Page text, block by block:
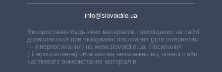
info@slovoidilo.ua
Використання будь-яких матеріалів, розміщених на сайті,
дозволяється при вказуванні посилання (для інтернет-видань
— гіперпосилання) на www.slovoidilo.ua. Посилання
(гіперпосилання) обов’язкове незалежно від повного або
часткового використання матеріалів.